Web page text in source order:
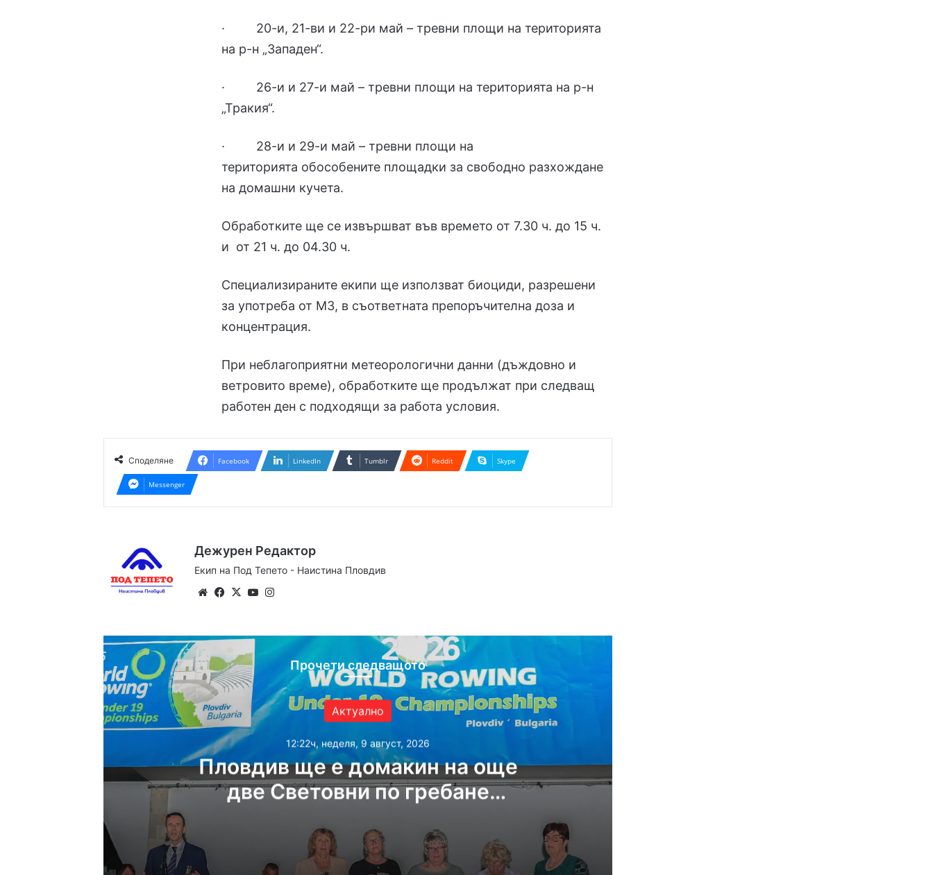
· 20-и, 21-ви и 22-ри май – тревни площи на територията
на р-н „Западен“.
· 26-и и 27-и май – тревни площи на територията на р-н
„Тракия“.
· 28-и и 29-и май – тревни площи на
територията обособените площадки за свободно разхождане
на домашни кучета.
Обработките ще се извършват във времето от 7.30 ч. до 15 ч.
и от 21 ч. до 04.30 ч.
Специализираните екипи ще използват биоциди, разрешени
за употреба от МЗ, в съответната препоръчителна доза и
концентрация.
При неблагоприятни метеорологични данни (дъждовно и
ветровито време), обработките ще продължат при следващ
работен ден с подходящи за работа условия.
Споделяне Facebook LinkedIn Tumblr Reddit Skype
Messenger
Дежурен Редактор
Екип на Под Тепето - Наистина Пловдив
WebsiteFacebook
X YouTube
Прочети следващото
Актуално
12:22ч, неделя, 9 август, 2026
Пловдив ще е домакин на още
две Световни по гребане
12:22ч, неделя, 9 август, 2026